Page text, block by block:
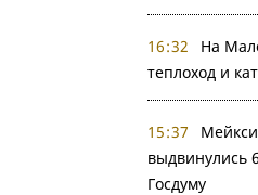
16:32
На
теплоход и
15:37
выдвинулись
Госдуму